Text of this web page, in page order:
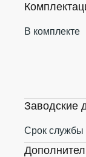
В комплекте
Заводские
Срок службы